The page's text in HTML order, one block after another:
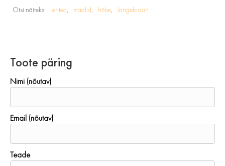
Otsi näiteks: ehted maalid hõbe langebraun
Toote päring
Nimi (nõutav)
Email (nõutav)
Teade